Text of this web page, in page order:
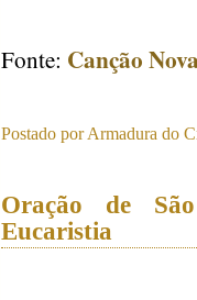
Fonte: Canção
Postado porArmadura do
Oração de
Eucaristia